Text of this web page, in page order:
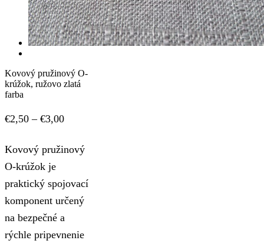
Kovový pružinový O-
krúžok, ružovo zlatá
farba
€2,50 – €3,00Price
€2,50
€3,00
Kovový pružinový
O-krúžok je
praktický spojovací
komponent určený
na bezpečné a
rýchle pripevnenie